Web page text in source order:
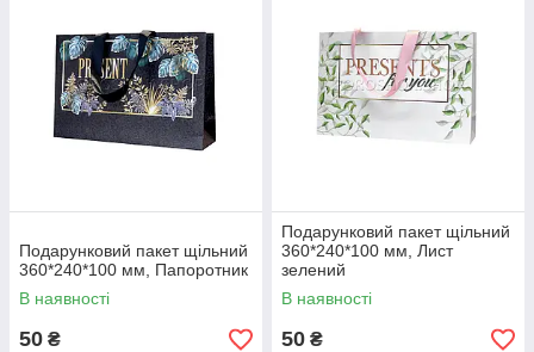
Подарунковий пакет щільний
360*240*100 мм, Папоротник
В наявності
50 ₴
Подарунковий пакет щільний
360*240*100 мм, Лист
зелений
В наявності
50 ₴